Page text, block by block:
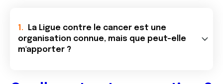
La Ligue contre le cancer est une
organisation connue, mais que peut-elle
m'apporter ?